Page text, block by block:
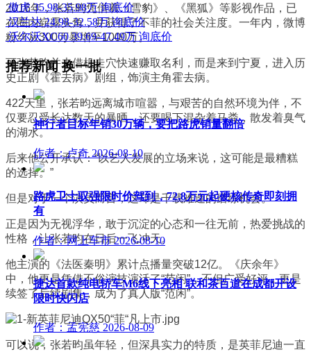
2016年，张若昀凭借着《雪豹》、《黑狐》等影视作品，已
在圈内崭露头角，并获得了不菲的社会关注度。一年内，微博
粉丝从300万暴增至1000万。
可张若昀并未借机走穴快速赚取名利，而是来到宁夏，进入历
史正剧《霍去病》剧组，饰演主角霍去病。
422天里，张若昀远离城市喧嚣，与艰苦的自然环境为伴，不
仅要忍受长达数天的暴晒，还要喝下混杂着马粪，散发着臭气
的湖水。
后来他公开承认：“以艺人发展的立场来说，这可能是最糟糕
的选择。”
但是对于一个演员而言，这却是千载难逢的磨练机会。
正是因为无视浮华，敢于沉淀的心态和一往无前，热爱挑战的
性格，让张若昀在日后一飞冲天。
他主演的《法医秦明》累计点播量突破12亿。《庆余年》
中，他更是凭借不俗演技演活了“范闲”，不但广受好评，更是
续签了后续剧集，成为了真人版“范闲”。
可以说，张若昀虽年轻，但深具实力的特质，是英菲尼迪一直
傲虎 35.98-35.98万 询底价
汉兰达 24.98-32.58万 询底价
沃尔沃XC60 39.69-47.49万 询底价
推荐新闻换一批
神行者目标年销30万辆，要把路虎销量翻倍
作者：卢奇 2026-08-10
路虎卫士驭强限时价驾到，72.8万元起硬核传奇即刻拥
有
作者：网上车市 2026-08-10
捷达首款纯电轿车M6线下亮相 联和茶百道在成都开设
限时快闪店
作者：孟宪慈 2026-08-09